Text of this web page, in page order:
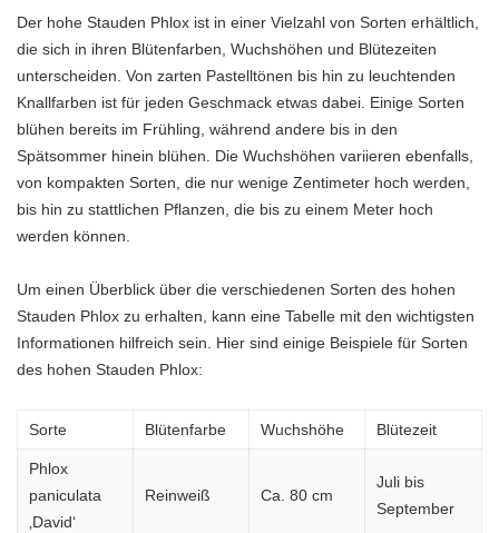
Der hohe Stauden Phlox ist in einer Vielzahl von Sorten erhältlich,
die sich in ihren Blütenfarben, Wuchshöhen und Blütezeiten
unterscheiden. Von zarten Pastelltönen bis hin zu leuchtenden
Knallfarben ist für jeden Geschmack etwas dabei. Einige Sorten
blühen bereits im Frühling, während andere bis in den
Spätsommer hinein blühen. Die Wuchshöhen variieren ebenfalls,
von kompakten Sorten, die nur wenige Zentimeter hoch werden,
bis hin zu stattlichen Pflanzen, die bis zu einem Meter hoch
werden können.
Um einen Überblick über die verschiedenen Sorten des hohen
Stauden Phlox zu erhalten, kann eine Tabelle mit den wichtigsten
Informationen hilfreich sein. Hier sind einige Beispiele für Sorten
des hohen Stauden Phlox:
Sorte Blütenfarbe Wuchshöhe Blütezeit
Phlox
paniculata
‚David‘
Reinweiß Ca. 80 cm
Juli bis
September